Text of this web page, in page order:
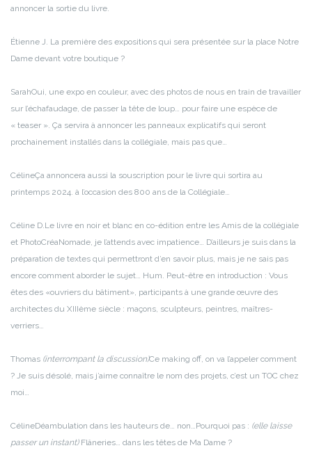
annoncer la sortie du livre.
Étienne J. La première des expositions qui sera présentée sur la place Notre
Dame devant votre boutique ?
SarahOui, une expo en couleur, avec des photos de nous en train de travailler
sur l’échafaudage, de passer la tête de loup… pour faire une espèce de
« teaser ». Ça servira à annoncer les panneaux explicatifs qui seront
prochainement installés dans la collégiale, mais pas que…
CélineÇa annoncera aussi la souscription pour le livre qui sortira au
printemps 2024. à l’occasion des 800 ans de la Collégiale…
Céline D. Le livre en noir et blanc en co-édition entre les Amis de la collégiale
et PhotoCréaNomade, je l’attends avec impatience… D’ailleurs je suis dans la
préparation de textes qui permettront d’en savoir plus, mais je ne sais pas
encore comment aborder le sujet… Hum. Peut-être en introduction : Vous
êtes des «ouvriers du bâtiment», participants à une grande œuvre des
architectes du XIIIème siècle : maçons, sculpteurs, peintres, maîtres-
verriers…
Thomas (interrompant la discussion)Ce making off, on va l’appeler comment
? Je suis désolé, mais j’aime connaître le nom des projets, c’est un TOC chez
moi…
CélineDéambulation dans les hauteurs de… non… Pourquoi pas : (elle laisse
passer un instant)Flâneries… dans les têtes de Ma Dame ?